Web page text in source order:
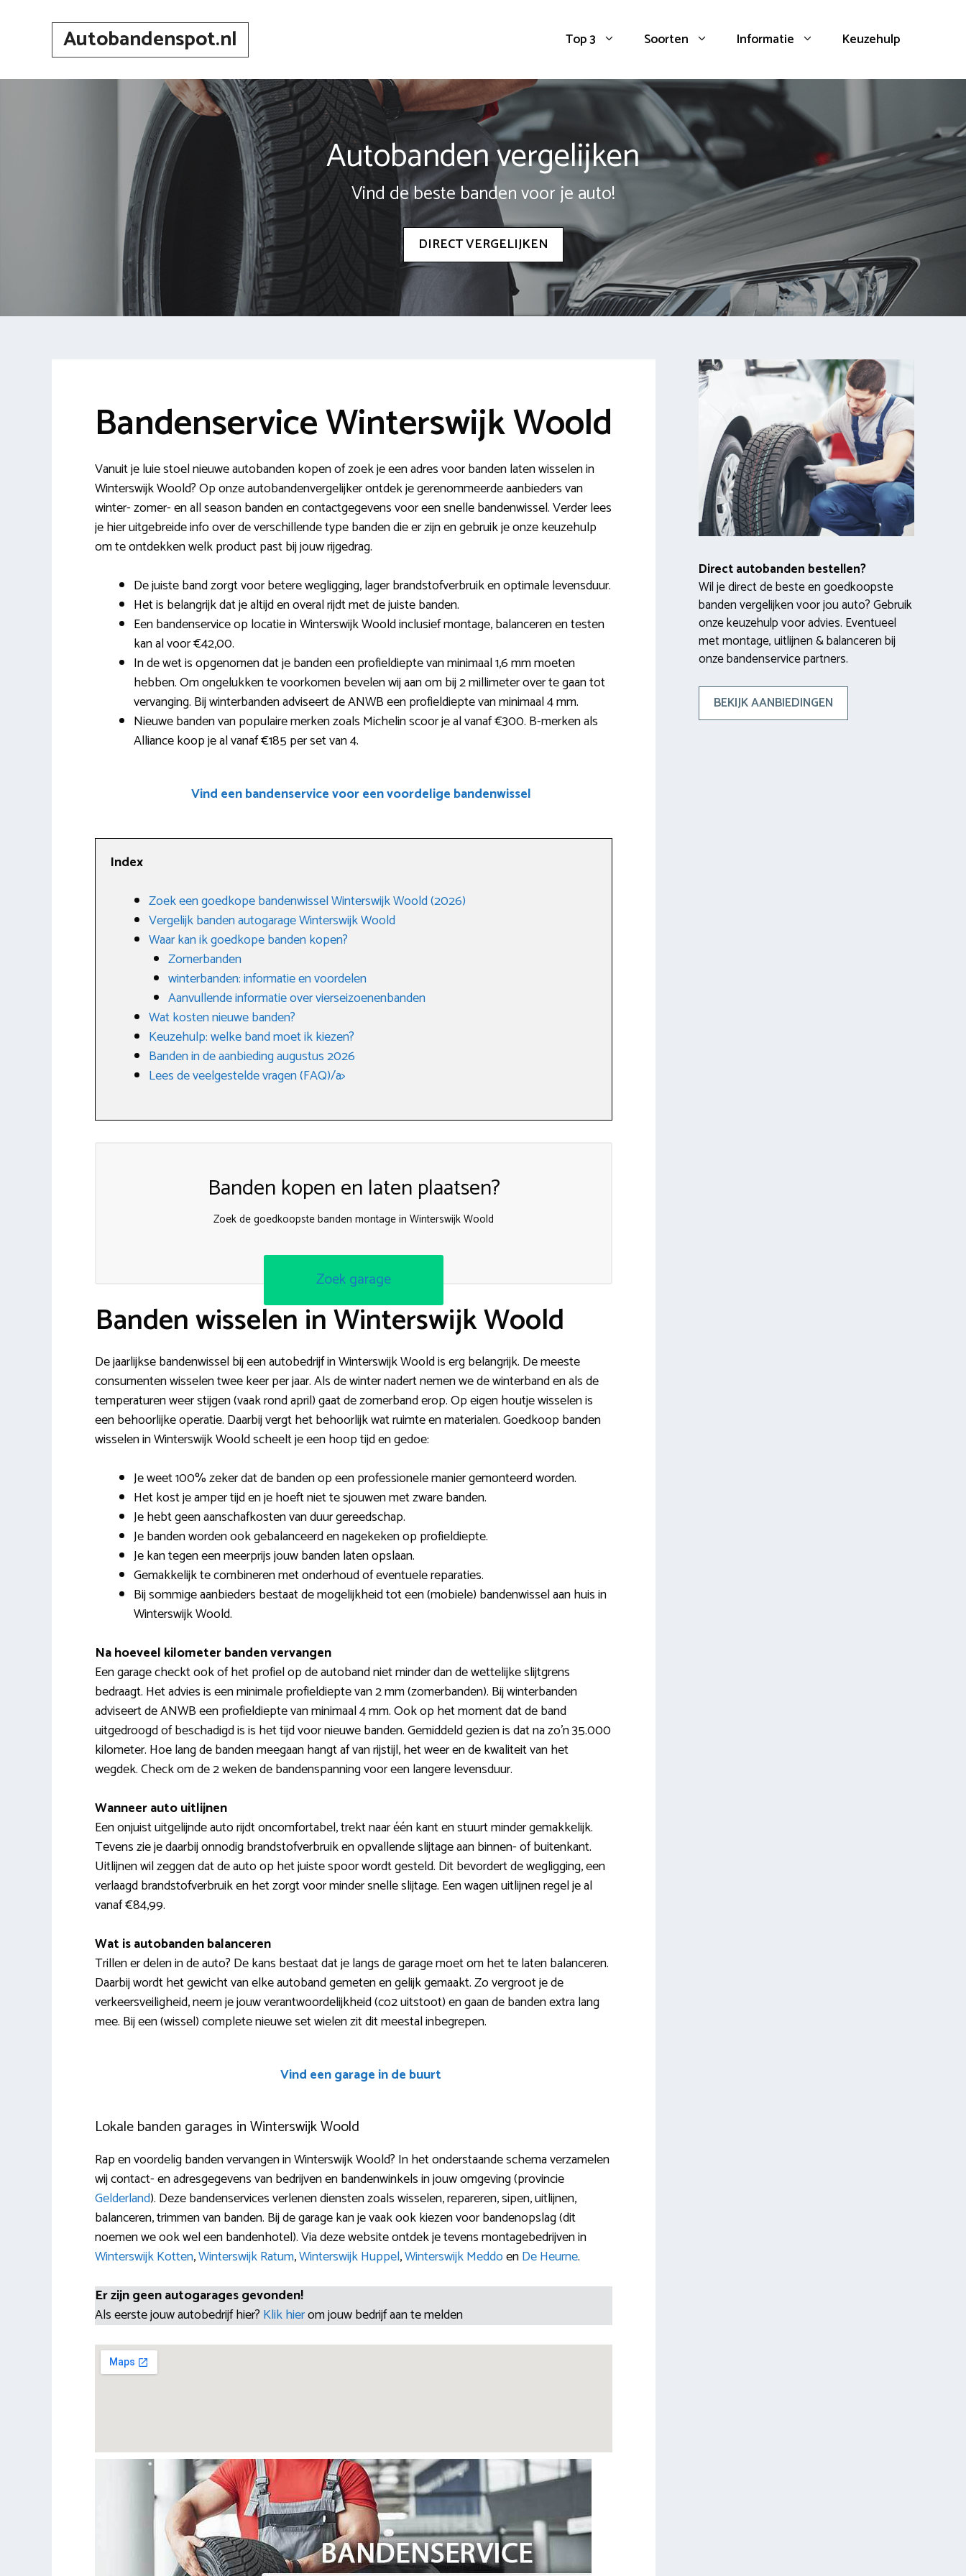
Autobandenspot.nl Top 3 Soorten Informatie Keuzehulp
Autobanden vergelijken
Vind de beste banden voor je auto!
DIRECT VERGELIJKEN
Bandenservice Winterswijk Woold
Vanuit je luie stoel nieuwe autobanden kopen of zoek je een adres voor banden laten wisselen in
Winterswijk Woold? Op onze autobandenvergelijker ontdek je gerenommeerde aanbieders van
winter- zomer- en all season banden en contactgegevens voor een snelle bandenwissel. Verder lees
je hier uitgebreide info over de verschillende type banden die er zijn en gebruik je onze keuzehulp
om te ontdekken welk product past bij jouw rijgedrag.
De juiste band zorgt voor betere wegligging, lager brandstofverbruik en optimale levensduur.
Het is belangrijk dat je altijd en overal rijdt met de juiste banden.
Een bandenservice op locatie in Winterswijk Woold inclusief montage, balanceren en testen
kan al voor €42,00.
In de wet is opgenomen dat je banden een profieldiepte van minimaal 1,6 mm moeten
hebben. Om ongelukken te voorkomen bevelen wij aan om bij 2 millimeter over te gaan tot
vervanging. Bij winterbanden adviseert de ANWB een profieldiepte van minimaal 4 mm.
Nieuwe banden van populaire merken zoals Michelin scoor je al vanaf €300. B-merken als
Alliance koop je al vanaf €185 per set van 4.
Vind een bandenservice voor een voordelige bandenwissel
Index
Zoek een goedkope bandenwissel Winterswijk Woold (2026)
Vergelijk banden autogarage Winterswijk Woold
Waar kan ik goedkope banden kopen?
Zomerbanden
winterbanden: informatie en voordelen
Aanvullende informatie over vierseizoenenbanden
Wat kosten nieuwe banden?
Keuzehulp: welke band moet ik kiezen?
Banden in de aanbieding augustus 2026
Lees de veelgestelde vragen (FAQ)/a>
Banden kopen en laten plaatsen?
Zoek de goedkoopste banden montage in Winterswijk Woold
Zoek garage
Banden wisselen in Winterswijk Woold
De jaarlijkse bandenwissel bij een autobedrijf in Winterswijk Woold is erg belangrijk. De meeste
consumenten wisselen twee keer per jaar. Als de winter nadert nemen we de winterband en als de
temperaturen weer stijgen (vaak rond april) gaat de zomerband erop. Op eigen houtje wisselen is
een behoorlijke operatie. Daarbij vergt het behoorlijk wat ruimte en materialen. Goedkoop banden
wisselen in Winterswijk Woold scheelt je een hoop tijd en gedoe:
Je weet 100% zeker dat de banden op een professionele manier gemonteerd worden.
Het kost je amper tijd en je hoeft niet te sjouwen met zware banden.
Je hebt geen aanschafkosten van duur gereedschap.
Je banden worden ook gebalanceerd en nagekeken op profieldiepte.
Je kan tegen een meerprijs jouw banden laten opslaan.
Gemakkelijk te combineren met onderhoud of eventuele reparaties.
Bij sommige aanbieders bestaat de mogelijkheid tot een (mobiele) bandenwissel aan huis in
Winterswijk Woold.
Na hoeveel kilometer banden vervangen
Een garage checkt ook of het profiel op de autoband niet minder dan de wettelijke slijtgrens
bedraagt. Het advies is een minimale profieldiepte van 2 mm (zomerbanden). Bij winterbanden
adviseert de ANWB een profieldiepte van minimaal 4 mm. Ook op het moment dat de band
uitgedroogd of beschadigd is is het tijd voor nieuwe banden. Gemiddeld gezien is dat na zo’n 35.000
kilometer. Hoe lang de banden meegaan hangt af van rijstijl, het weer en de kwaliteit van het
wegdek. Check om de 2 weken de bandenspanning voor een langere levensduur.
Wanneer auto uitlijnen
Een onjuist uitgelijnde auto rijdt oncomfortabel, trekt naar één kant en stuurt minder gemakkelijk.
Tevens zie je daarbij onnodig brandstofverbruik en opvallende slijtage aan binnen- of buitenkant.
Uitlijnen wil zeggen dat de auto op het juiste spoor wordt gesteld. Dit bevordert de wegligging, een
verlaagd brandstofverbruik en het zorgt voor minder snelle slijtage. Een wagen uitlijnen regel je al
vanaf €84,99.
Wat is autobanden balanceren
Trillen er delen in de auto? De kans bestaat dat je langs de garage moet om het te laten balanceren.
Daarbij wordt het gewicht van elke autoband gemeten en gelijk gemaakt. Zo vergroot je de
verkeersveiligheid, neem je jouw verantwoordelijkheid (co2 uitstoot) en gaan de banden extra lang
mee. Bij een (wissel) complete nieuwe set wielen zit dit meestal inbegrepen.
Vind een garage in de buurt
Lokale banden garages in Winterswijk Woold
Rap en voordelig banden vervangen in Winterswijk Woold? In het onderstaande schema verzamelen
wij contact- en adresgegevens van bedrijven en bandenwinkels in jouw omgeving (provincie
Gelderland). Deze bandenservices verlenen diensten zoals wisselen, repareren, sipen, uitlijnen,
balanceren, trimmen van banden. Bij de garage kan je vaak ook kiezen voor bandenopslag (dit
noemen we ook wel een bandenhotel). Via deze website ontdek je tevens montagebedrijven in
Winterswijk Kotten,Winterswijk Ratum,Winterswijk Huppel,Winterswijk MeddoenDe Heurne.
Er zijn geen autogarages gevonden!
Als eerste jouw autobedrijf hier? Klik hierom jouw bedrijf aan te melden
Direct autobanden bestellen?
Wil je direct de beste en goedkoopste
banden vergelijken voor jou auto? Gebruik
onze keuzehulp voor advies. Eventueel
met montage, uitlijnen & balanceren bij
onze bandenservice partners.
BEKIJK AANBIEDINGEN